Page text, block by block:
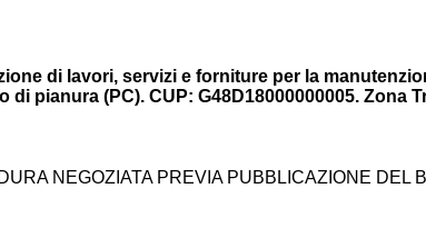
di lavori, servizi e forniture per la
pianura (PC). CUP: G48D18000000005. Zona
NEGOZIATA PREVIA PUBBLICAZIONE DEL